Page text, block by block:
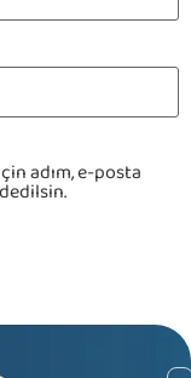
adım, e-posta